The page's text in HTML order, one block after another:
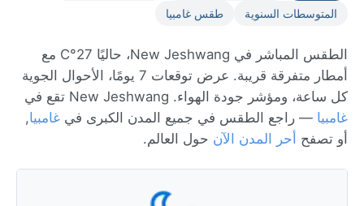
المتوسطات السنوية
طقس غامبيا
الطقس المباشر في New Jeshwang، حاليًا 27°C مع
أمطار متفرقة قريبة. عرض توقعات 7 يومًا، الأحوال الجوية
كل ساعة، ومؤشر جودة الهواء. New Jeshwang تقع في
غامبيا — راجع الطقس في جميع المدن الكبرى في غامبيا,
أو تصفح أحر المدن الآن حول العالم.